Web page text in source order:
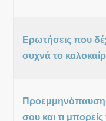
Ερωτήσεις που
συχνά το
Προεμμηνόπαυση
σου και τι μπορείς